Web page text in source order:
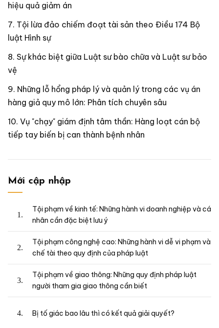
hiệu quả giảm án
Tội lừa đảo chiếm đoạt tài sản theo Điều 174 Bộ
luật Hình sự
Sự khác biệt giữa Luật sư bào chữa và Luật sư bảo
vệ
Những lỗ hổng pháp lý và quản lý trong các vụ án
hàng giả quy mô lớn: Phân tích chuyên sâu
Vụ "chạy" giám định tâm thần: Hàng loạt cán bộ
tiếp tay biến bị can thành bệnh nhân
Mới cập nhập
Tội phạm về kinh tế: Những hành vi doanh nghiệp và cá
nhân cần đặc biệt lưu ý
Tội phạm công nghệ cao: Những hành vi dễ vi phạm và
chế tài theo quy định của pháp luật
Tội phạm về giao thông: Những quy định pháp luật
người tham gia giao thông cần biết
Bị tố giác bao lâu thì có kết quả giải quyết?